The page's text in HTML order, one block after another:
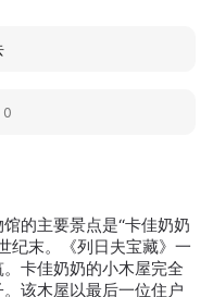
的主要景点是“卡佳奶奶
纪末。《列日夫宝藏》一
卡佳奶奶的小木屋完全
该木屋以最后一位住户
0